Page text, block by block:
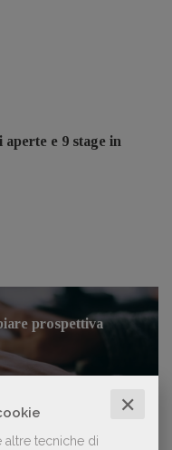
✕
altre tecniche di
e 9 stage in
prospettiva